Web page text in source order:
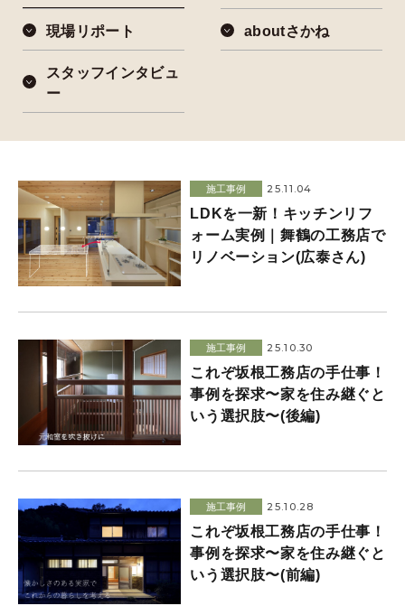
現場リポート aboutさかね
スタッフインタビュ
ー
施工事例 25.11.04
LDKを一新！キッチンリフ
ォーム実例｜舞鶴の工務店で
リノベーション(広泰さん)
施工事例 25.10.30
これぞ坂根工務店の手仕事！
事例を探求〜家を住み継ぐと
いう選択肢〜(後編)
施工事例 25.10.28
これぞ坂根工務店の手仕事！
事例を探求〜家を住み継ぐと
いう選択肢〜(前編)